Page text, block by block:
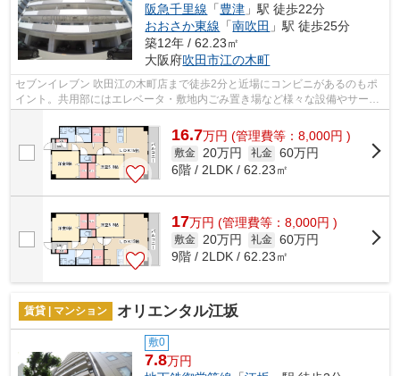
阪急千里線 「豊津 」駅 徒歩22分
おおさか東線 「南吹田 」駅 徒歩25分
築12年 / 62.23㎡
大阪府吹田市江の木町
セブンイレブン 吹田江の木町店まで徒歩2分と近場にコンビニがあるのもポ
イント。共用部にはエレベータ・敷地内ごみ置き場など様々な設備やサービ
スが揃っているので便利です。付近に...
16.7万円 (管理費等：8,000円 )
敷金 20万円 礼金 60万円
6階 / 2LDK / 62.23㎡
17万円 (管理費等：8,000円 )
敷金 20万円 礼金 60万円
9階 / 2LDK / 62.23㎡
賃貸 | マンション オリエンタル江坂
敷0
7.8万円